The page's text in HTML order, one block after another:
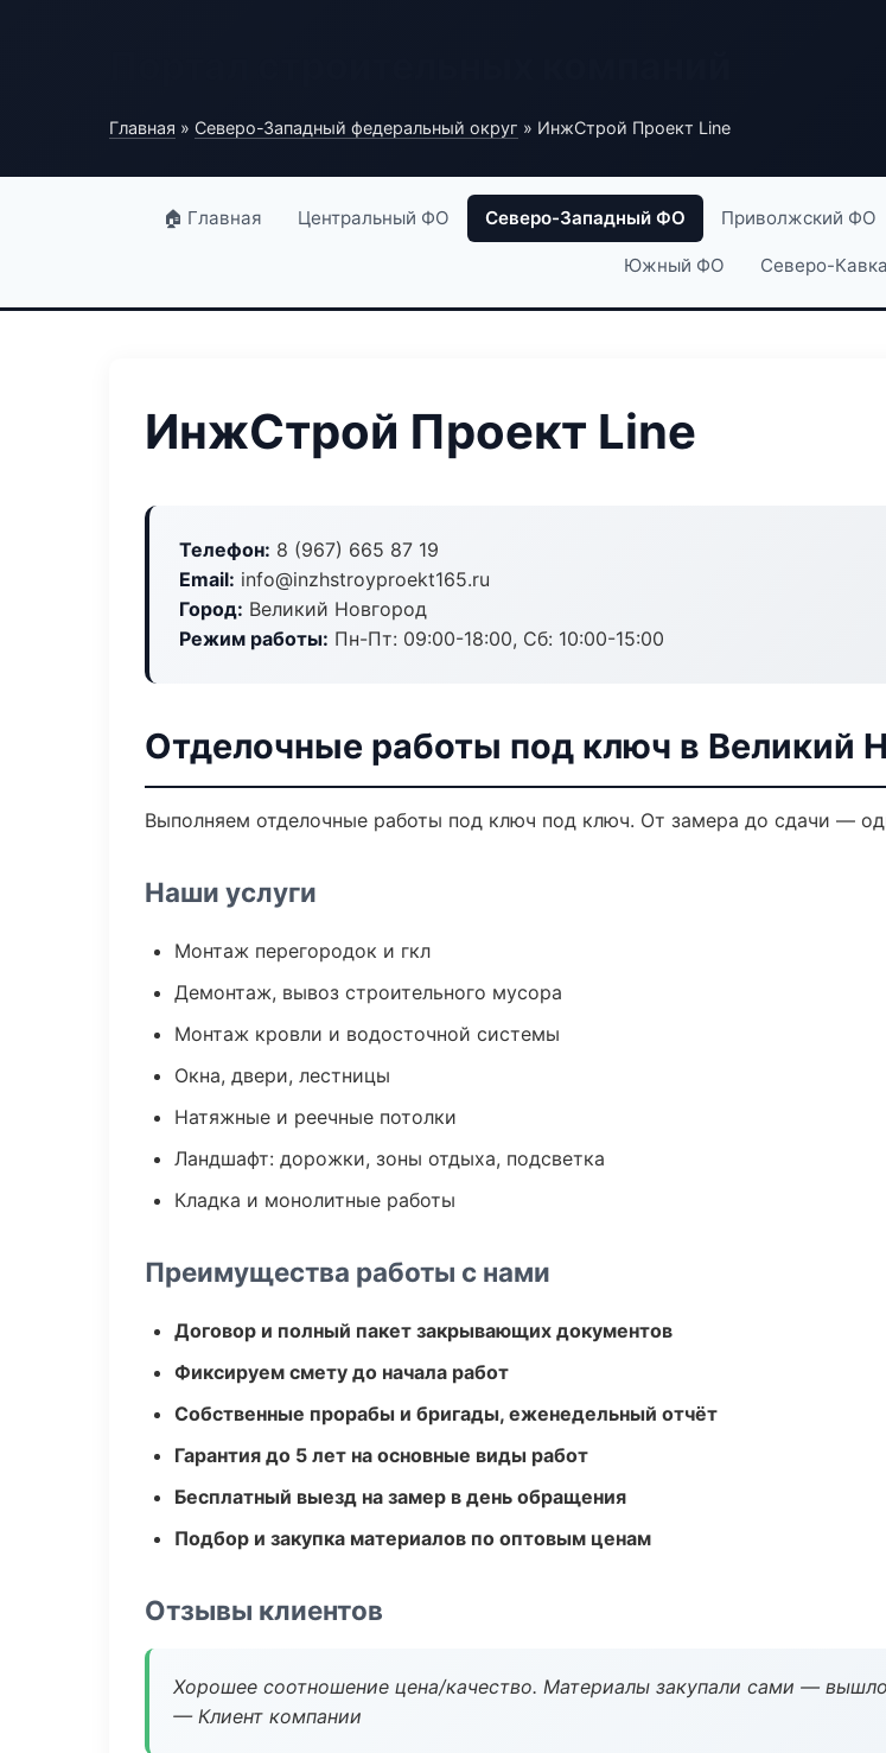
Главная » Северо-Западный федеральный округ » ИнжСтрой Проект Line
🏠 Главная Центральный ФО Северо-Западный ФО Приволжский ФО
Южный ФО Северо-
ИнжСтрой Проект Line
Телефон: 8 (967) 665 87 19
Email: info@inzhstroyproekt165.ru
Город: Великий Новгород
Режим работы: Пн-Пт: 09:00-18:00, Сб: 10:00-15:00
Отделочные работы под ключ в Великий
Выполняем отделочные работы под ключ под ключ. От замера до сдачи —
Наши услуги
Монтаж перегородок и гкл
Демонтаж, вывоз строительного мусора
Монтаж кровли и водосточной системы
Окна, двери, лестницы
Натяжные и реечные потолки
Ландшафт: дорожки, зоны отдыха, подсветка
Кладка и монолитные работы
Преимущества работы с нами
Договор и полный пакет закрывающих документов
Фиксируем смету до начала работ
Собственные прорабы и бригады, еженедельный отчёт
Гарантия до 5 лет на основные виды работ
Бесплатный выезд на замер в день обращения
Подбор и закупка материалов по оптовым ценам
Отзывы клиентов
Хорошее соотношение цена/качество. Материалы закупали сами —
— Клиент компании